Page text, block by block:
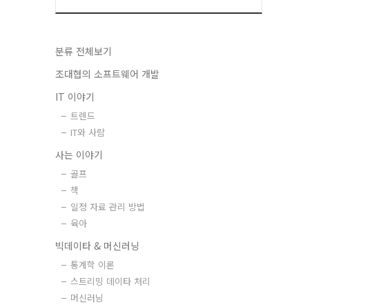
분류 전체보기
조대협의 소프트웨어 개발
IT 이야기
트렌드
IT와 사람
사는 이야기
골프
책
일정 자료 관리 방법
육아
빅데이타 & 머신러닝
통계학 이론
스트리밍 데이타 처리
머신러닝